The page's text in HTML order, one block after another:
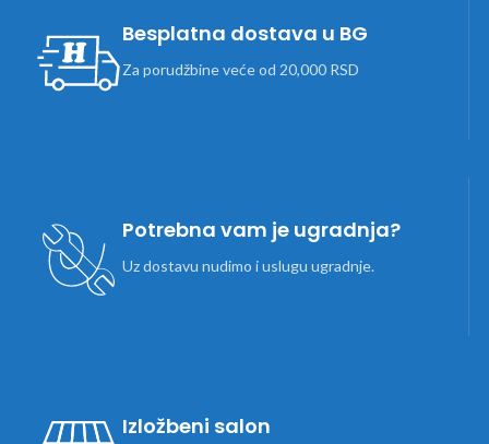
Besplatna dostava u BG
Za porudžbine veće od 20,000 RSD
Potrebna vam je ugradnja?
Uz dostavu nudimo i uslugu ugradnje.
Izložbeni salon